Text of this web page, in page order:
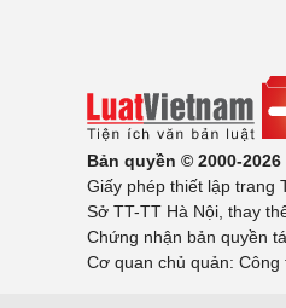
Bản quyền © 2000-
Giấy phép thiết lập trang
Sở TT-TT Hà Nội, thay
Chứng nhận bản quyền
Cơ quan chủ quản: